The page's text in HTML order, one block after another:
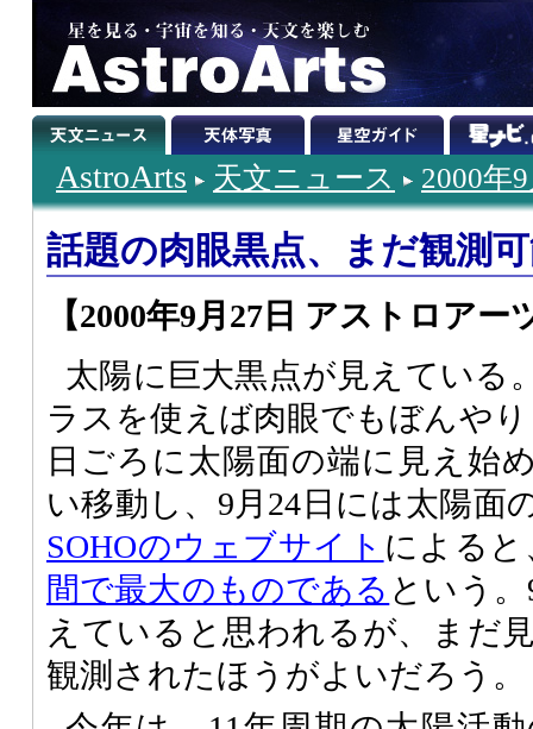
AstroArts 天文ニュース 2000年
話題の肉眼黒点、まだ観測
【2000年9月27日 アストロアー
太陽に巨大黒点が見えている
ラスを使えば肉眼でもぼんや
日ごろに太陽面の端に見え始
い移動し、9月24日には太陽面
SOHOのウェブサイト によると
間で最大のものである という
えていると思われるが、まだ
観測されたほうがよいだろう。